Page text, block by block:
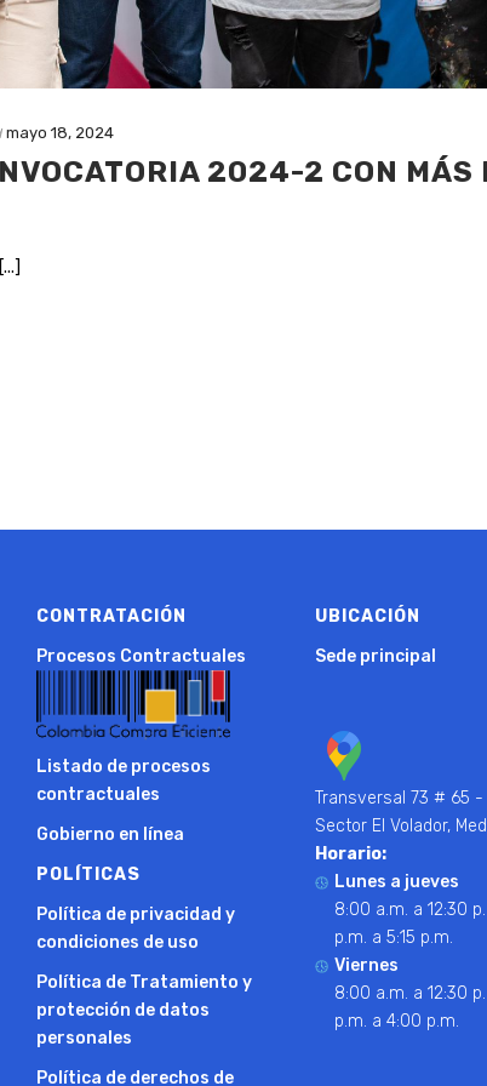
mayo 18, 2024
2024-2 CON MÁS
CONTRATACIÓN
Procesos Contractuales
Listado de procesos
contractuales
Gobierno en línea
POLÍTICAS
Política de privacidad y
condiciones de uso
Política de Tratamiento y
protección de datos
personales
Política de derechos de
UBICACIÓN
Sede principal
Transversal 73 # 65
Sector El Volador,
Horario:
Lunes a jueves
8:00 a.m. a 12:30
p.m. a 5:15 p.m.
Viernes
8:00 a.m. a 12:30
p.m. a 4:00 p.m.